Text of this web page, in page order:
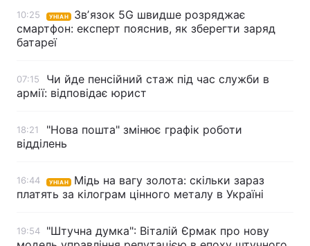
Лонгріди
Відео з Youtube Статті
Архів Вакансії
Послуги
10:25 УНІАН
Звʼязок 5G швидше розряджає
смартфон: експерт пояснив, як зберегти заряд
батареї
07:15
Чи йде пенсійний стаж під час служби в
армії: відповідає юрист
18:21
"Нова пошта" змінює графік роботи
відділень
16:44 УНІАН
Мідь на вагу золота: скільки зараз
платять за кілограм цінного металу в Україні
19:54
"Штучна думка": Віталій Єрмак про нову